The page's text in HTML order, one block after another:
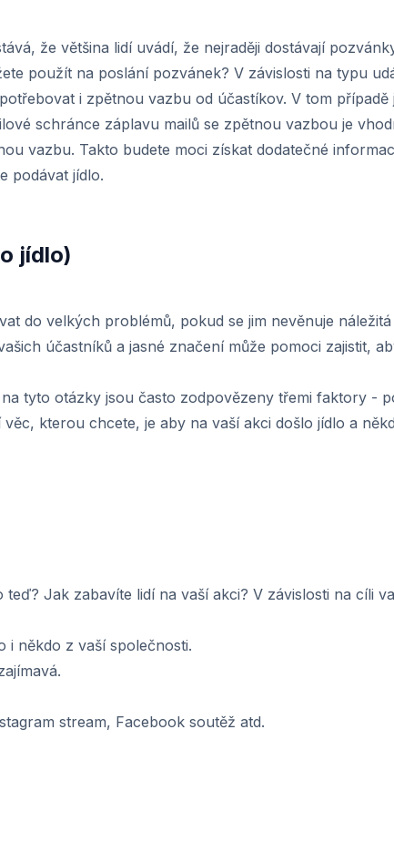
že většina lidí uvádí, že nejraději dostávají
použít na poslání pozvánek? V závislosti na typu
i zpětnou vazbu od účastíkov. V tom případě
schránce záplavu mailů se zpětnou vazbou je
vazbu. Takto budete moci získat dodatečné
podávat jídlo.
jídlo)
do velkých problémů, pokud se jim nevěnuje náležitá
účastníků a jasné značení může pomoci zajistit,
tyto otázky jsou často zodpovězeny třemi faktory -
kterou chcete, je aby na vaší akci došlo jídlo a
Jak zabavíte lidí na vaší akci? V závislosti na cíli
i někdo z vaší společnosti.
stream, Facebook soutěž atd.